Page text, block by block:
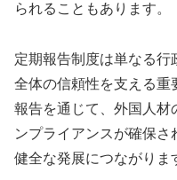
られることもあります。
定期報告制度は単なる
全体の信頼性を支える重
報告を通じて、外国人材
ンプライアンスが確保
健全な発展につながりま